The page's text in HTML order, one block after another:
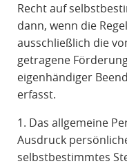
Recht auf
dann, wenn die
ausschließlich die
getragene
eigenhändiger
erfasst.
1. Das allgemeine
Ausdruck
selbstbestimmtes